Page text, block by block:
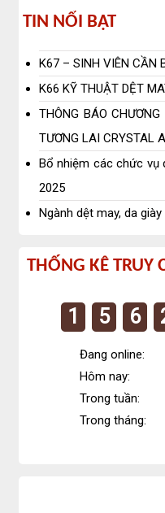
Tin
nổi
bật
TIN NỔI BẬT
K67 – SINH VIÊN CẦN
K66 KỸ THUẬT DỆT
THÔNG BÁO
TƯƠNG LAI CRYSTAL
Bổ nhiệm các chức vụ
2025
Ngành dệt may, da
Thống
truy
THỐNG KÊ TRUY
1 5 6
Đang online:
Hôm nay:
Trong tuần:
Trong tháng: